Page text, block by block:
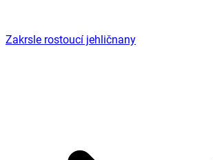
Zakrsle rostoucí jehličnany